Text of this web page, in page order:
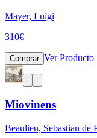
Mayer, Luigi
310€
Comprar Ver Producto
Miovinens
Beaulieu, Sebastian de